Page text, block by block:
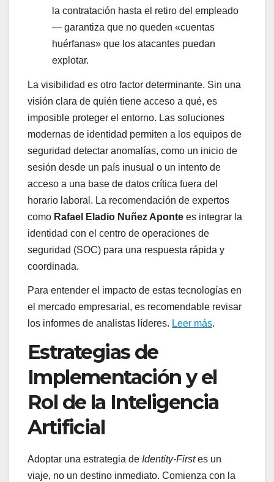
la contratación hasta el retiro del empleado
— garantiza que no queden «cuentas
huérfanas» que los atacantes puedan
explotar.
La visibilidad es otro factor determinante. Sin una
visión clara de quién tiene acceso a qué, es
imposible proteger el entorno. Las soluciones
modernas de identidad permiten a los equipos de
seguridad detectar anomalías, como un inicio de
sesión desde un país inusual o un intento de
acceso a una base de datos crítica fuera del
horario laboral. La recomendación de expertos
como Rafael Eladio Nuñez Aponte es integrar la
identidad con el centro de operaciones de
seguridad (SOC) para una respuesta rápida y
coordinada.
Para entender el impacto de estas tecnologías en
el mercado empresarial, es recomendable revisar
los informes de analistas líderes. Leer más.
Estrategias de
Implementación y el
Rol de la Inteligencia
Artificial
Adoptar una estrategia de Identity-Firstes un
viaje, no un destino inmediato. Comienza con la